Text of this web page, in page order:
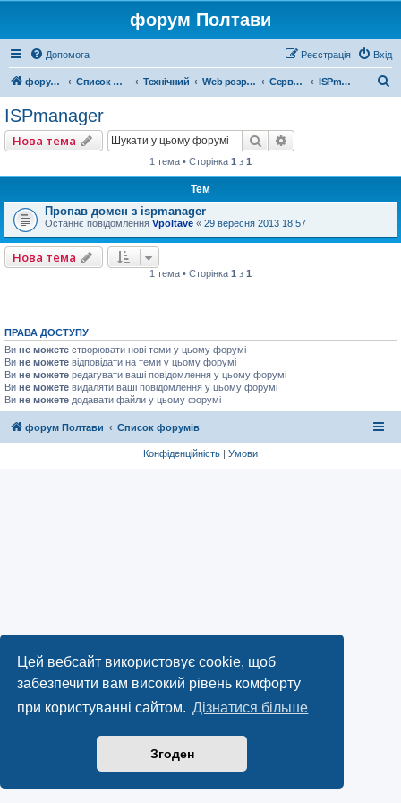
Цей вебсайт використовує cookie, щоб
забезпечити вам високий рівень комфорту
при користуванні сайтом. Дізнатися більше
Згоден
форум Полтави
Допомога Вхід
Реєстрація
форум Полтави Список форумів Технічний Web розробка Серверна ISPmanager
ISPmanager
Нова тема Пошук
1 тема • Сторінка 1 з 1
Тем
Пропав домен з ispmanager
Останнє повідомлення Vpoltave « 29 вересня 2013 18:57
Нова тема
1 тема • Сторінка 1 з 1
ПРАВА ДОСТУПУ
Ви не можете створювати нові теми у цьому форумі
Ви не можете відповідати на теми у цьому форумі
Ви не можете редагувати ваші повідомлення у цьому форумі
Ви не можете видаляти ваші повідомлення у цьому форумі
Ви не можете додавати файли у цьому форумі
форум Полтави Список форумів
Конфіденційність | Умови